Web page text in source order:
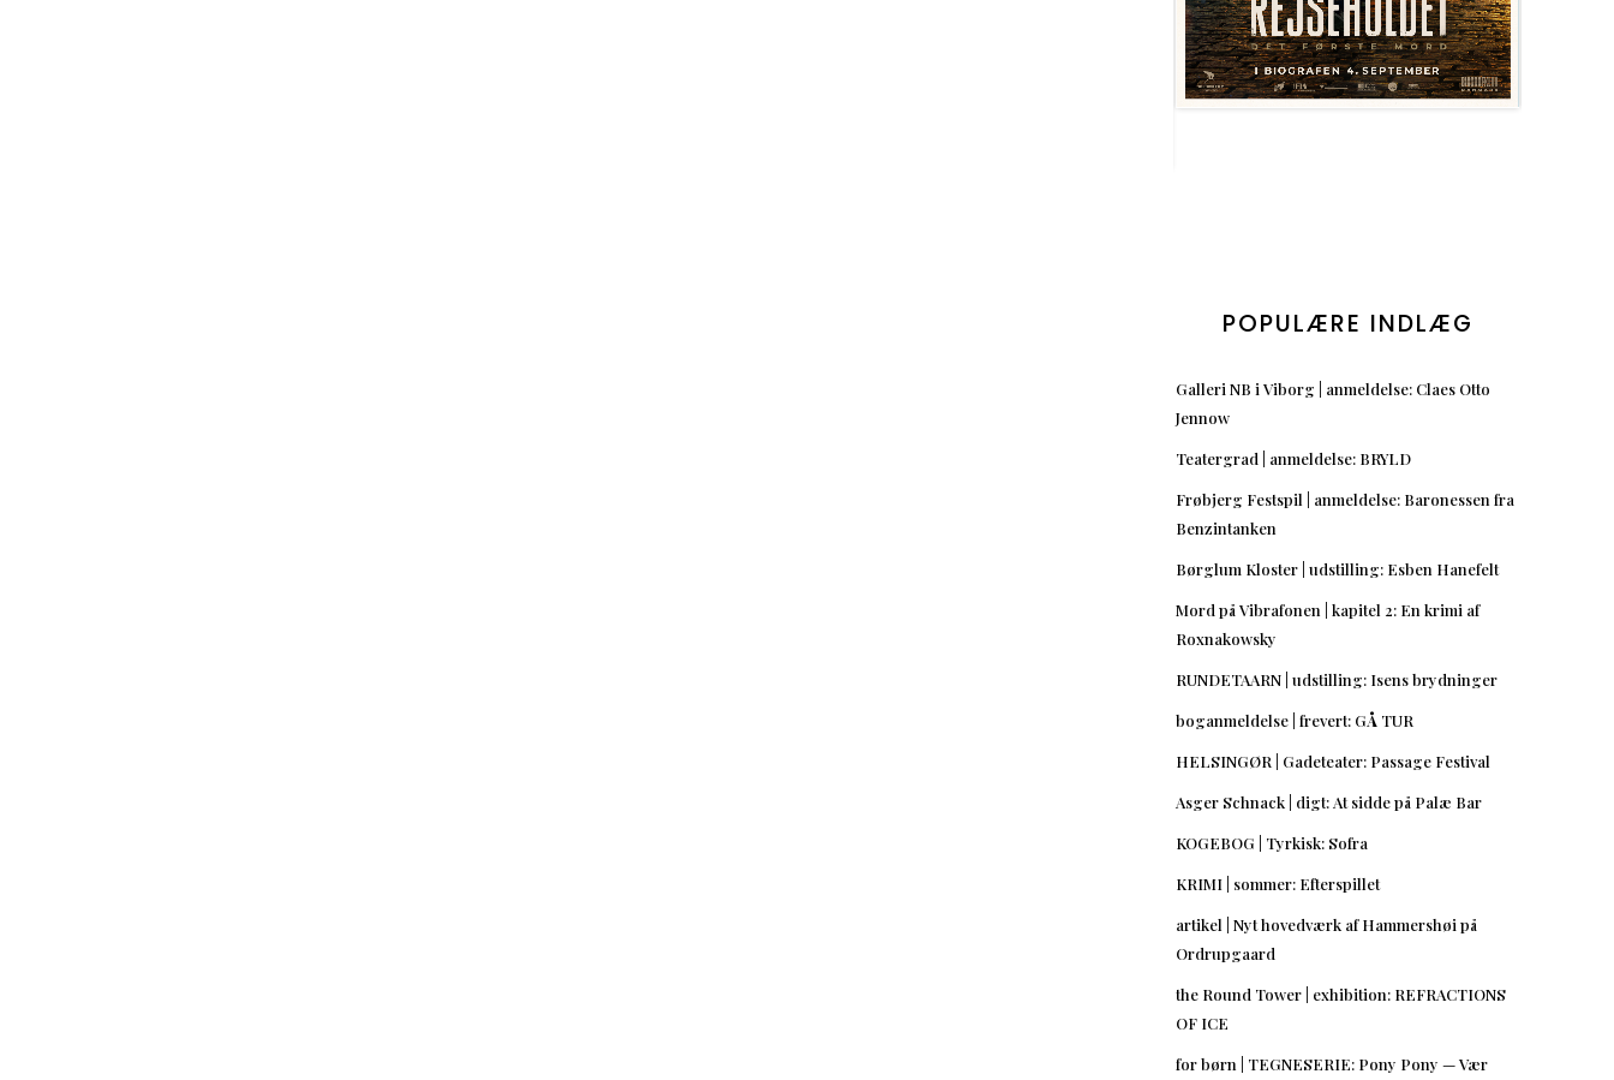
POPULÆRE INDLÆG
Galleri NB i Viborg | anmeldelse: Claes Otto
Jennow
Teatergrad | anmeldelse: BRYLD
Frøbjerg Festspil | anmeldelse: Baronessen fra
Benzintanken
Børglum Kloster | udstilling: Esben Hanefelt
Mord på Vibrafonen | kapitel 2: En krimi af
Roxnakowsky
RUNDETAARN | udstilling: Isens brydninger
boganmeldelse | frevert: GÅ TUR
HELSINGØR | Gadeteater: Passage Festival
Asger Schnack | digt: At sidde på Palæ Bar
KOGEBOG | Tyrkisk: Sofra
KRIMI | sommer: Efterspillet
artikel | Nyt hovedværk af Hammershøi på
Ordrupgaard
the Round Tower | exhibition: REFRACTIONS
OF ICE
for børn | TEGNESERIE: Pony Pony — Vær